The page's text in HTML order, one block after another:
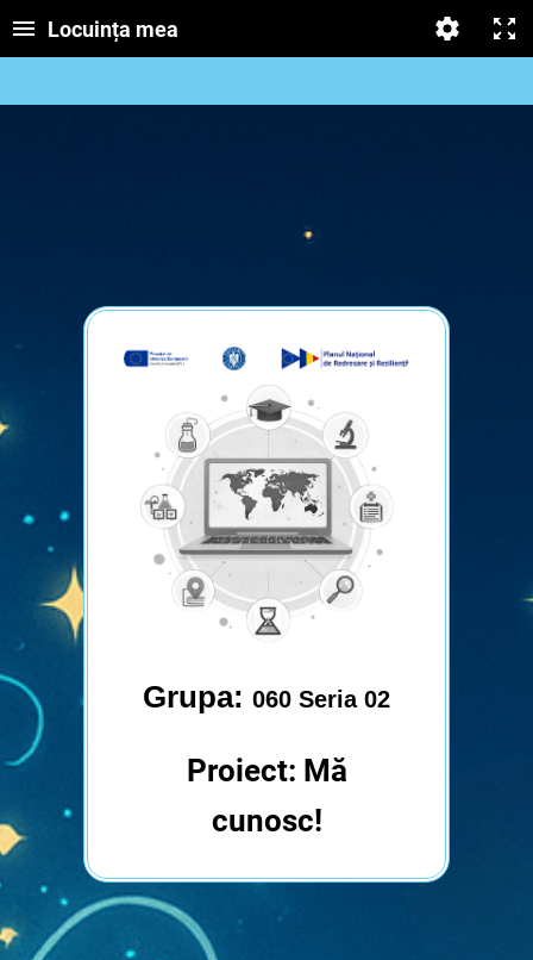
Locuința mea
Grupa: 060 Seria 02
Proiect: Mă
cunosc!